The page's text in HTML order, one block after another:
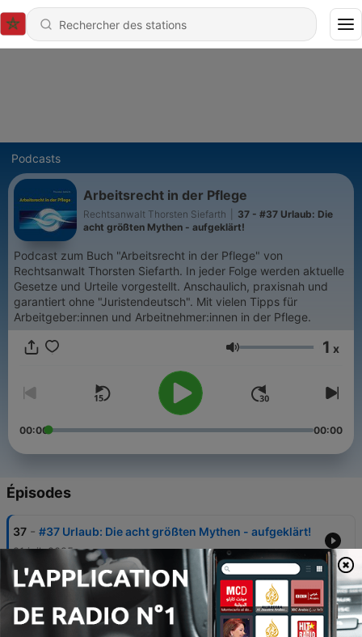
Podcasts
Arbeitsrecht in der Pflege
Rechtsanwalt Thorsten Siefarth
37 - #37 Urlaub: Die
acht größten Mythen - aufgeklärt!
Podcast zum Buch "Arbeitsrecht in der Pflege" von
Rechtsanwalt Thorsten Siefarth. In jeder Folge werden aktuelle
Gesetze und Urteile vorgestellt. Anschaulich, praxisnah und
garantiert ohne "Juristendeutsch". Mit vielen Tipps für
Arbeitgeber:innen und Arbeitnehmer:innen in der Pflege.
Volume 1 x
00:00 00:00
Épisodes
37 - #37 Urlaub: Die acht größten Mythen - aufgeklärt!
21 juil. 2025
36 - #36 Krank wegen Tattoo-Entzündung:
Pflegehilfskraft will Lohnfortzahlung
06 juil. 2025